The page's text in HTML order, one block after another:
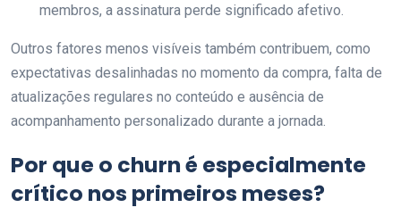
membros, a assinatura perde significado afetivo.
Outros fatores menos visíveis também contribuem, como
expectativas desalinhadas no momento da compra, falta de
atualizações regulares no conteúdo e ausência de
acompanhamento personalizado durante a jornada.
Por que o churn é especialmente
crítico nos primeiros meses?